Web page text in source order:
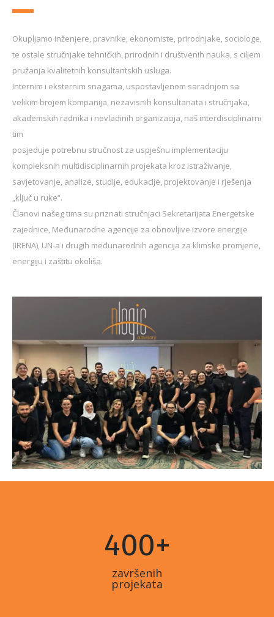
Okupljamo inženjere, pravnike, ekonomiste, prirodnjake, sociologe,
te ostale stručnjake tehničkih, prirodnih i društvenih nauka, s ciljem
pružanja kvalitetnih konsultantskih usluga.
Internim i eksternim snagama, uspostavljenom saradnjom sa
velikim brojem kompanija, nezavisnih konsultanata i stručnjaka,
akademskih radnika i nevladinih organizacija, naš interdisciplinarni
tim
posjeduje potrebnu stručnost za uspješnu implementaciju
kompleksnih multidisciplinarnih projekata kroz istraživanje,
savjetovanje, analize, studije, edukacije, projektovanje i rješenja
„ključ u ruke“.
Članovi našegtima su priznati stručnjaci Sekretarijata Energetske
zajednice, Međunarodne agencije za obnovljive izvore energije
(IRENA), UN-a i drugih međunarodnih agencija za klimske promjene,
energiju i zaštitu okoliša.
400+
završenih
projekata